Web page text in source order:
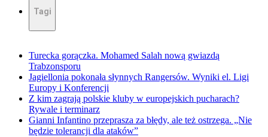
Tagi
Turecka gorączka. Mohamed Salah nową gwiazdą
Trabzonsporu
Jagiellonia pokonała słynnych Rangersów. Wyniki el. Ligi
Europy i Konferencji
Z kim zagrają polskie kluby w europejskich pucharach?
Rywale i terminarz
Gianni Infantino przeprasza za błędy, ale też ostrzega. „Nie
będzie tolerancji dla ataków”